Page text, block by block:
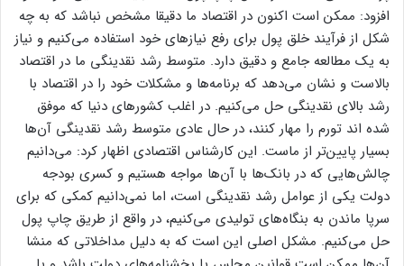
افزود: ممکن است اکنون در اقتصاد ما دقیقا مشخص نباشد که به چه
شکل از فرآیند خلق پول برای رفع نیاز‌های خود استفاده می‌کنیم و نیاز
به یک مطالعه جامع و دقیق دارد. متوسط رشد نقدینگی ما در اقتصاد
بالاست و نشان می‌دهد که برنامه‌ها و مشکلات خود را در اقتصاد با
رشد بالای نقدینگی حل می‌کنیم. در اغلب کشور‌های دنیا که موفق
شده اند تورم را مهار کنند، در حال عادی متوسط رشد نقدینگی آن‌ها
بسیار پایین‌تر از ماست. این کارشناس اقتصادی اظهار کرد: می‌دانیم
چالش‌هایی که در بانک‌ها با آن‌ها مواجه هستیم و کسری بودجه
دولت یکی از عوامل رشد نقدینگی است، اما نمی‌دانیم کمکی که برای
سرپا ماندن به بنگاه‌های تولیدی می‌کنیم، در واقع از طریق چاپ پول
حل می‌کنیم. مشکل اصلی این است که به دلیل مداخلاتی که منشا